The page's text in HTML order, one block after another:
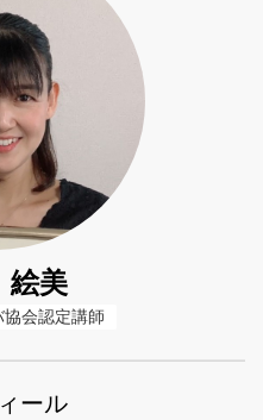
美
会認定講師
ール